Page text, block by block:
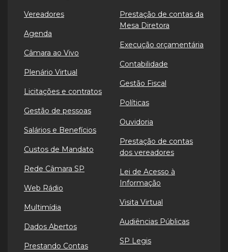
Vereadores
Agenda
Câmara ao Vivo
Plenário Virtual
Licitações e contratos
Gestão de pessoas
Salários e Benefícios
Custos de Mandato
Rede Câmara SP
Web Rádio
Multimídia
Dados Abertos
Prestando Contas
Prestação de contas da
Mesa Diretora
Execução orçamentária
Contabilidade
Gestão Fiscal
Políticas
Ouvidoria
Prestação de contas
dos vereadores
Lei de Acesso à
Informação
Visita Virtual
Audiências Públicas
SP Legis